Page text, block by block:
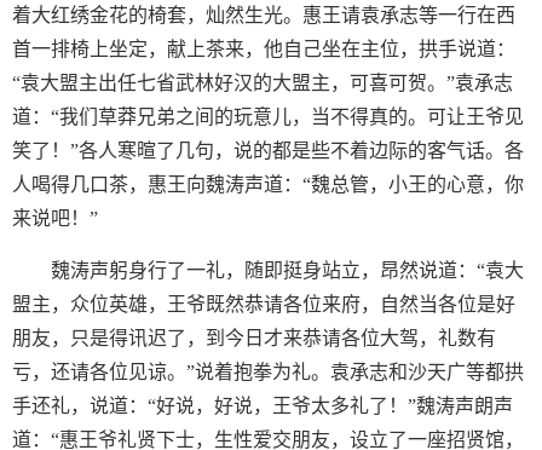
着大红绣金花的椅套，灿然生光。惠王请袁承志等一行在西
首一排椅上坐定，献上茶来，他自己坐在主位，拱手说道：
“袁大盟主出任七省武林好汉的大盟主，可喜可贺。”袁承志
道：“我们草莽兄弟之间的玩意儿，当不得真的。可让王爷见
笑了！”各人寒暄了几句，说的都是些不着边际的客气话。各
人喝得几口茶，惠王向魏涛声道：“魏总管，小王的心意，你
来说吧！”
魏涛声躬身行了一礼，随即挺身站立，昂然说道：“袁大
盟主，众位英雄，王爷既然恭请各位来府，自然当各位是好
朋友，只是得讯迟了，到今日才来恭请各位大驾，礼数有
亏，还请各位见谅。”说着抱拳为礼。袁承志和沙天广等都拱
手还礼，说道：“好说，好说，王爷太多礼了！”魏涛声朗声
道：“惠王爷礼贤下士，生性爱交朋友，设立了一座招贤馆，